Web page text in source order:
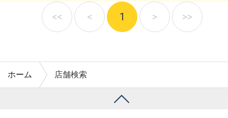
ホーム 店舗検索
<< < 1 > >>